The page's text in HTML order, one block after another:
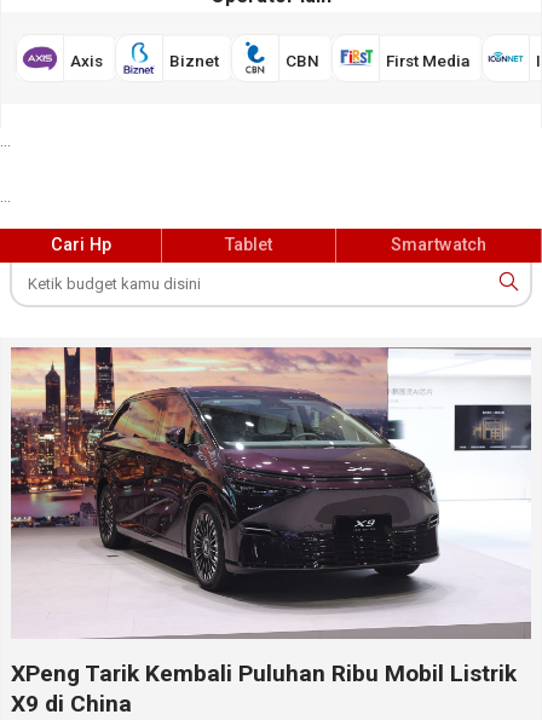
Axis Biznet CBN First Media
Cari Hp Tablet Smartwatch
XPeng Tarik Kembali Puluhan Ribu Mobil Listrik
X9 di China